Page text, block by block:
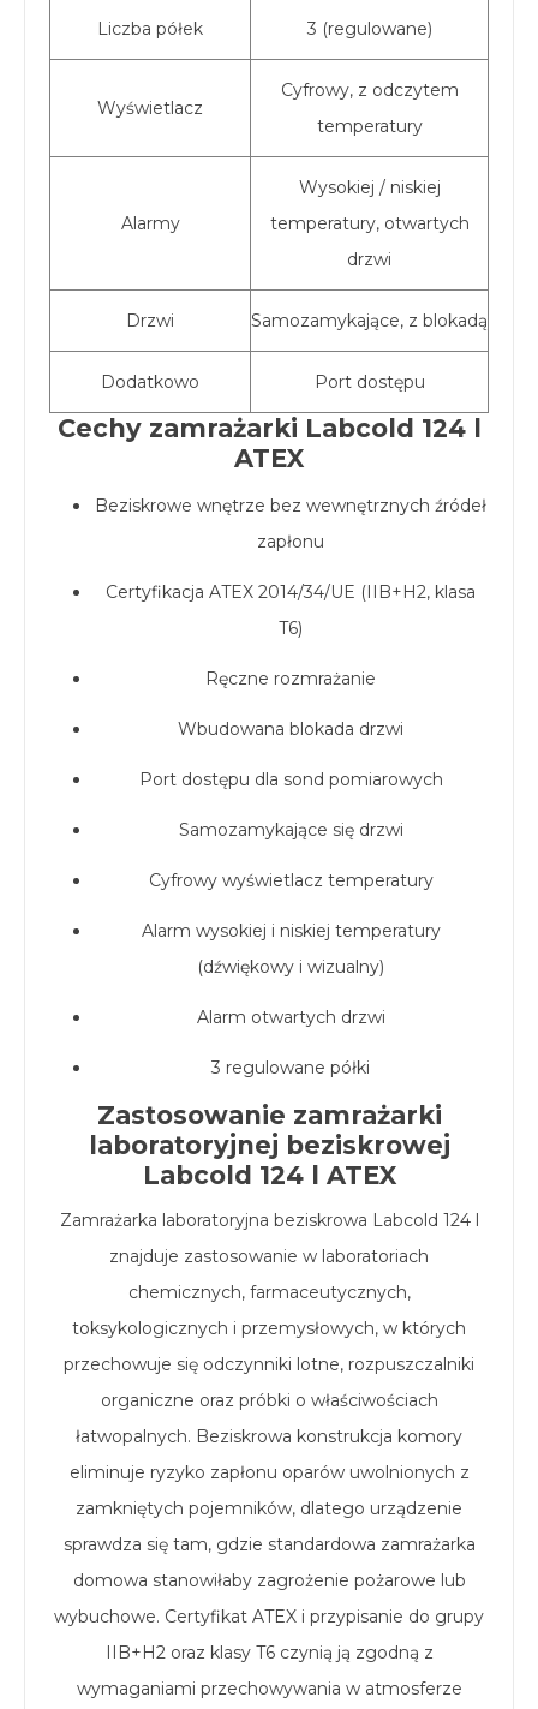
Liczba półek 3 (regulowane)
Wyświetlacz
Cyfrowy, z odczytem
temperatury
Alarmy
Wysokiej / niskiej
temperatury, otwartych
drzwi
Drzwi Samozamykające, z blokadą
Dodatkowo Port dostępu
Cechy zamrażarki Labcold 124 l
ATEX
Beziskrowe wnętrze bez wewnętrznych źródeł
zapłonu
Certyfikacja ATEX 2014/34/UE (IIB+H2, klasa
T6)
Ręczne rozmrażanie
Wbudowana blokada drzwi
Port dostępu dla sond pomiarowych
Samozamykające się drzwi
Cyfrowy wyświetlacz temperatury
Alarm wysokiej i niskiej temperatury
(dźwiękowy i wizualny)
Alarm otwartych drzwi
3 regulowane półki
Zastosowanie zamrażarki
laboratoryjnej beziskrowej
Labcold 124 l ATEX
Zamrażarka laboratoryjna beziskrowa Labcold 124 l
znajduje zastosowanie w laboratoriach
chemicznych, farmaceutycznych,
toksykologicznych i przemysłowych, w których
przechowuje się odczynniki lotne, rozpuszczalniki
organiczne oraz próbki o właściwościach
łatwopalnych. Beziskrowa konstrukcja komory
eliminuje ryzyko zapłonu oparów uwolnionych z
zamkniętych pojemników, dlatego urządzenie
sprawdza się tam, gdzie standardowa zamrażarka
domowa stanowiłaby zagrożenie pożarowe lub
wybuchowe. Certyfikat ATEX i przypisanie do grupy
IIB+H2 oraz klasy T6 czynią ją zgodną z
wymaganiami przechowywania w atmosferze